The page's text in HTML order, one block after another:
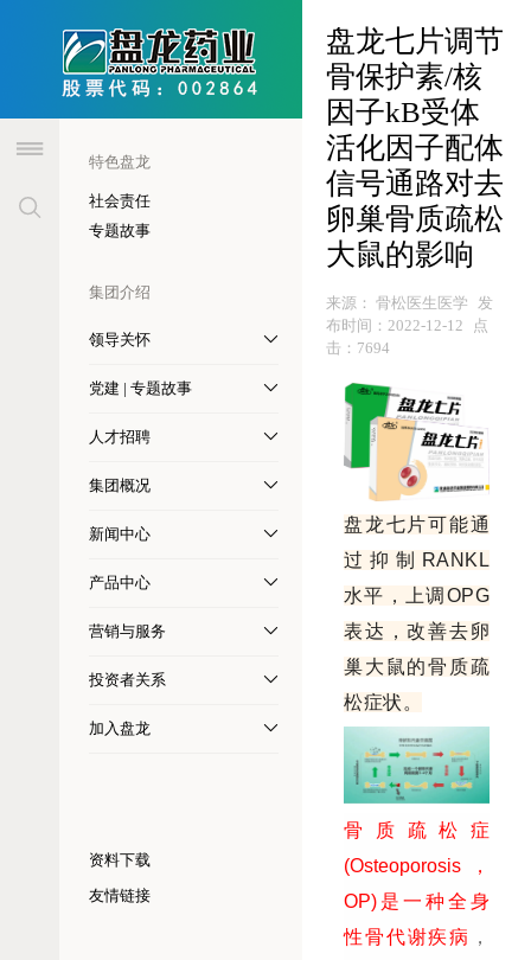
特色盘龙
社会责任
专题故事
集团介绍
领导关怀
党建 | 专题故事
人才招聘
集团概况
新闻中心
产品中心
营销与服务
投资者关系
加入盘龙
资料下载
友情链接
盘龙七片调节
骨保护素/核
因子kB受体
活化因子配体
信号通路对去
卵巢骨质疏松
大鼠的影响
来源： 骨松医生医学 发
布时间： 2022-12-12
点
击： 7694
盘龙七片可能通
过抑制RANKL
水平，上调OPG
表达，改善去卵
巢大鼠的骨质疏
松症状。
骨质疏松症
(Osteoporosis，
OP)是一种全身
性骨代谢疾病 ，